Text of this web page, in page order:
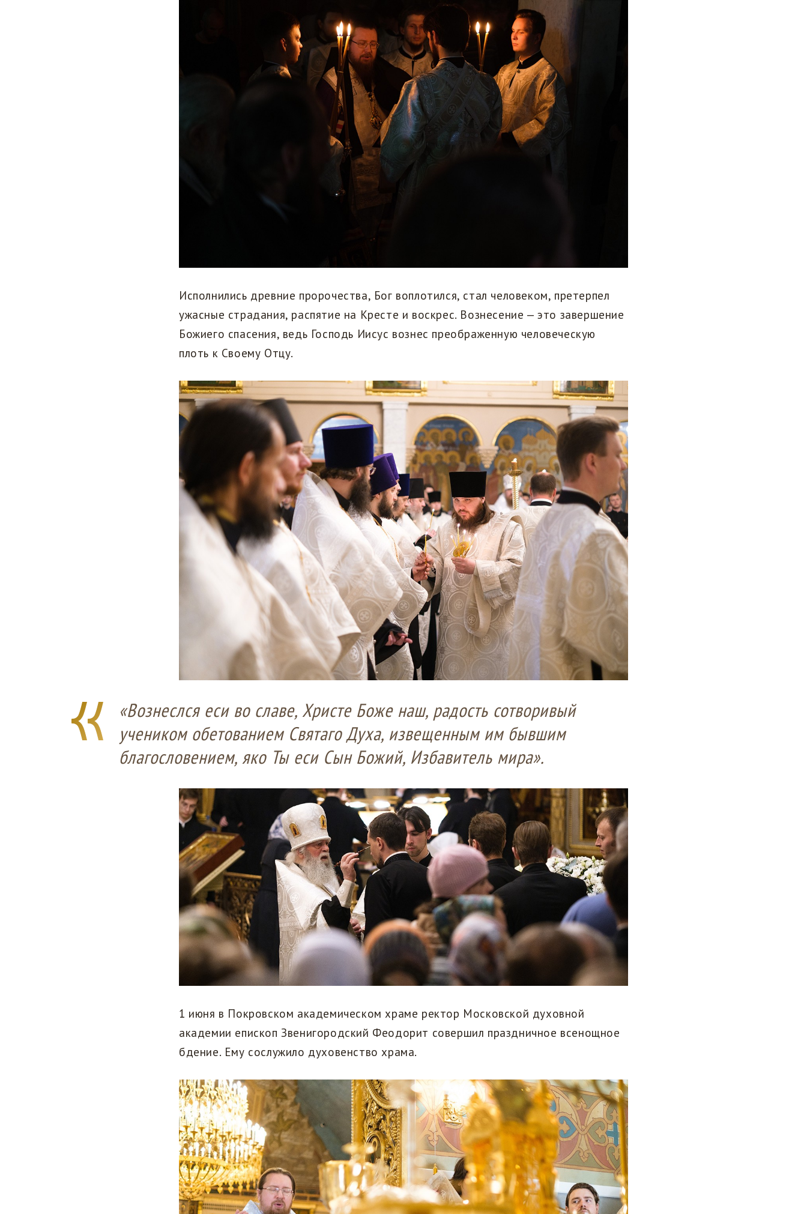
Исполнились древние пророчества, Бог воплотился, стал человеком, претерпел
ужасные страдания, распятие на Кресте и воскрес. Вознесение — это завершение
Божиего спасения, ведь Господь Иисус вознес преображенную человеческую
плоть к Своему Отцу.
«Вознеслся еси во славе, Христе Боже наш, радость сотворивый
учеником обетованием Святаго Духа, извещенным им бывшим
благословением, яко Ты еси Сын Божий, Избавитель мира».
1 июня в Покровском академическом храме ректор Московской духовной
академии епископ Звенигородский Феодорит совершил праздничное всенощное
бдение. Ему сослужило духовенство храма.